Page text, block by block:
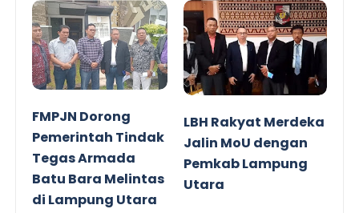
FMPJN Dorong
Pemerintah Tindak
Tegas Armada
Batu Bara Melintas
di Lampung Utara
LBH Rakyat Merdeka
Jalin MoU dengan
Pemkab Lampung
Utara